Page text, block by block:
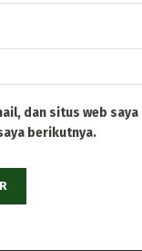
dan situs web
berikutnya.